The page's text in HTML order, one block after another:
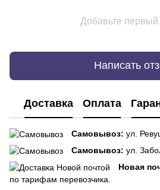
Добавьте первый
Написать
Доставка Оплата
Самовывоз: ул.
Самовывоз: ул.
Новая
по тарифам перевозчика.